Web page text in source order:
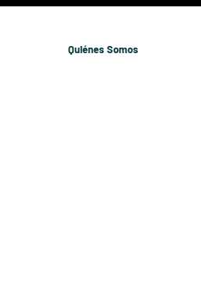
Quiénes Somos